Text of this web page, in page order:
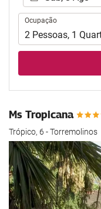
Ocupação
Ocupação
2 Pessoas, 1
Ms Tropicana
Trópico, 6 - Torremolinos